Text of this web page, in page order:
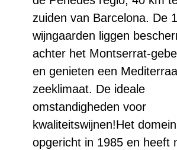
zuiden van Barcelona. De
wijngaarden liggen
achter het Montserrat-
en genieten een
zeeklimaat. De ideale
omstandigheden voor
kwaliteitswijnen!Het
opgericht in 1985 en heeft